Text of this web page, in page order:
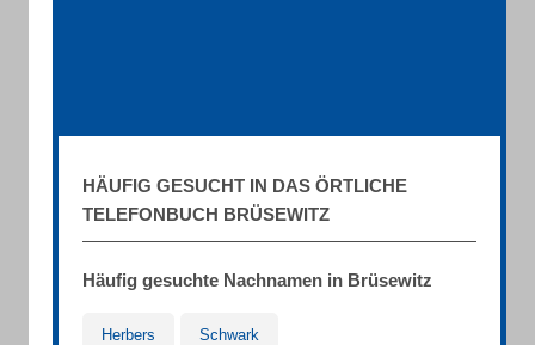
HÄUFIG GESUCHT IN DAS ÖRTLICHE
TELEFONBUCH BRÜSEWITZ
Häufig gesuchte Nachnamen in Brüsewitz
Herbers Schwark